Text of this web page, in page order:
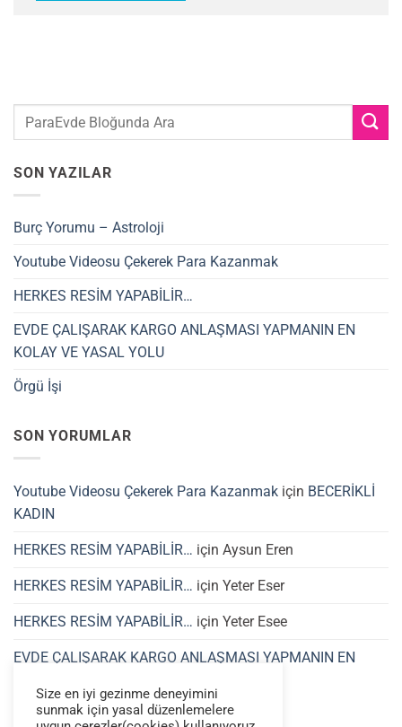
SON YAZILAR
Burç Yorumu – Astroloji
Youtube Videosu Çekerek Para Kazanmak
HERKES RESİM YAPABİLİR…
EVDE ÇALIŞARAK KARGO ANLAŞMASI YAPMANIN EN
KOLAY VE YASAL YOLU
Örgü İşi
SON YORUMLAR
Youtube Videosu Çekerek Para Kazanmak için BECERİKLİ
KADIN
HERKES RESİM YAPABİLİR… için Aysun Eren
HERKES RESİM YAPABİLİR… için Yeter Eser
HERKES RESİM YAPABİLİR… için Yeter Esee
EVDE ÇALIŞARAK KARGO ANLAŞMASI YAPMANIN EN
Size en iyi gezinme deneyimini
sunmak için yasal düzenlemelere